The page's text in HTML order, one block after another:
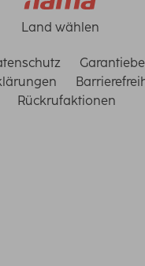
Land wählen
Rückrufaktionen